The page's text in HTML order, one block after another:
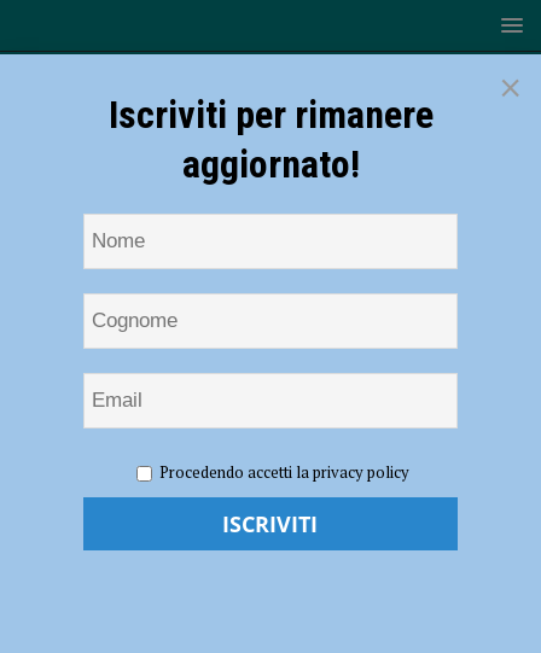
conservazione della Cattedrale, sottoscritto il protocollo con tutte le
categorie economiche piacentine
Valorizzazione e conservazione della
×
Iscriviti per rimanere
aggiornato!
Procedendo accetti la privacy policy